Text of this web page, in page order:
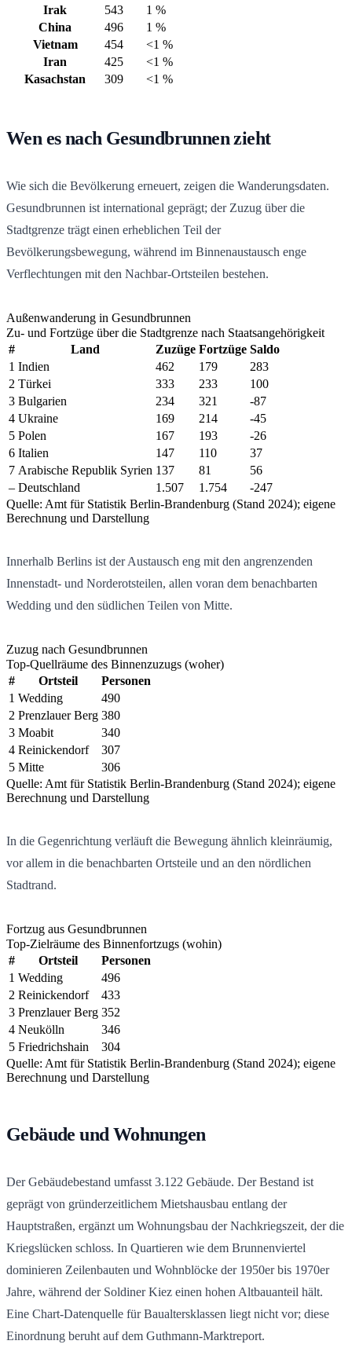
Irak
543
1 %
China
496
1 %
Vietnam
454
<1 %
Iran
425
<1 %
Kasachstan
309 <1 %
Wen es nach Gesundbrunnen zieht
Wie sich die Bevölkerung erneuert, zeigen die Wanderungsdaten.
Gesundbrunnen ist international geprägt; der Zuzug über die
Stadtgrenze trägt einen erheblichen Teil der
Bevölkerungsbewegung, während im Binnenaustausch enge
Verflechtungen mit den Nachbar-Ortsteilen bestehen.
Außenwanderung in Gesundbrunnen
Zu- und Fortzüge über die Stadtgrenze nach Staatsangehörigkeit
#
Land Zuzüge Fortzüge Saldo
1 Indien 462 179
283
2 Türkei 333 233
100
3 Bulgarien 234 321
-87
4 Ukraine 169 214
-45
5 Polen 167 193
-26
6 Italien 147 110
37
7 Arabische Republik Syrien 137 81
56
– Deutschland 1.507 1.754
-247
Quelle: Amt für Statistik Berlin-Brandenburg (Stand 2024); eigene
Berechnung und Darstellung
Innerhalb Berlins ist der Austausch eng mit den angrenzenden
Innenstadt- und Norderotsteilen, allen voran dem benachbarten
Wedding und den südlichen Teilen von Mitte.
Zuzug nach Gesundbrunnen
Top-Quellräume des Binnenzuzugs (woher)
#
Ortsteil
Personen
1 Wedding
490
2 Prenzlauer Berg 380
3 Moabit
340
4 Reinickendorf
307
5 Mitte
306
Quelle: Amt für Statistik Berlin-Brandenburg (Stand 2024); eigene
Berechnung und Darstellung
In die Gegenrichtung verläuft die Bewegung ähnlich kleinräumig,
vor allem in die benachbarten Ortsteile und an den nördlichen
Stadtrand.
Fortzug aus Gesundbrunnen
Top-Zielräume des Binnenfortzugs (wohin)
#
Ortsteil
Personen
1 Wedding
496
2 Reinickendorf
433
3 Prenzlauer Berg 352
4 Neukölln
346
5 Friedrichshain
304
Quelle: Amt für Statistik Berlin-Brandenburg (Stand 2024); eigene
Berechnung und Darstellung
Gebäude und Wohnungen
Der Gebäudebestand umfasst 3.122 Gebäude. Der Bestand ist
geprägt von gründerzeitlichem Mietshausbau entlang der
Hauptstraßen, ergänzt um Wohnungsbau der Nachkriegszeit, der die
Kriegslücken schloss. In Quartieren wie dem Brunnenviertel
dominieren Zeilenbauten und Wohnblöcke der 1950er bis 1970er
Jahre, während der Soldiner Kiez einen hohen Altbauanteil hält.
Eine Chart-Datenquelle für Baualtersklassen liegt nicht vor; diese
Einordnung beruht auf dem Guthmann-Marktreport.